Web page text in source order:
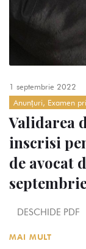
1 septembrie 2022
Anunțuri, Examen
Validarea
inscrisi
de avocat
DESCHIDE PDF
MAI MULT